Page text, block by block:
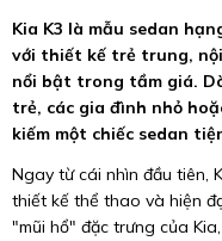
Kia K3 là mẫu sedan
với thiết kế trẻ trung,
nổi bật trong tầm giá.
trẻ, các gia đình nhỏ
kiếm một chiếc sedan
Ngay từ cái nhìn đầu tiên,
thiết kế thể thao và hiện
"mũi hổ" đặc trưng của